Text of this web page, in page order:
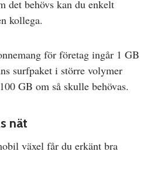
det behövs kan du enkelt
kollega.
för företag ingår 1 GB
surfpaket i större volymer
GB om så skulle behövas.
nät
växel får du erkänt bra